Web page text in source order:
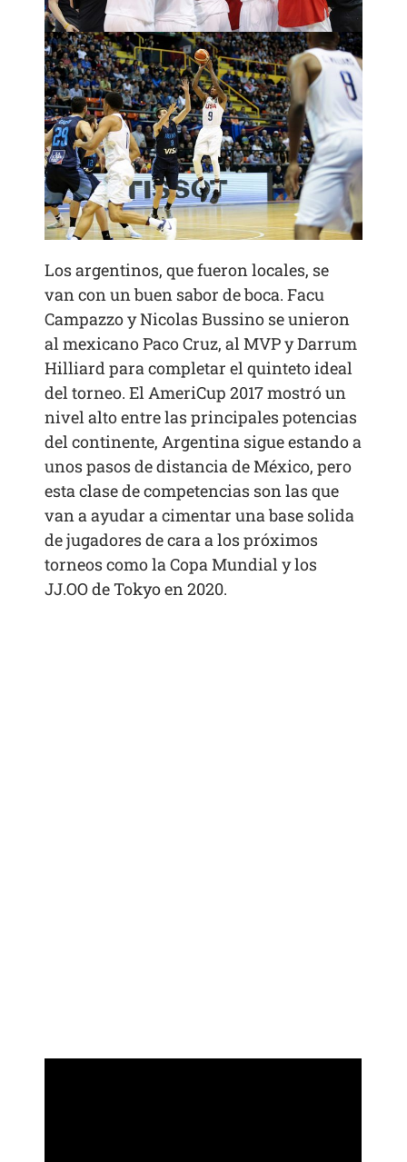
Los argentinos, que fueron locales, se
van con un buen sabor de boca. Facu
Campazzo y Nicolas Bussino se unieron
al mexicano Paco Cruz, al MVP y Darrum
Hilliard para completar el quinteto ideal
del torneo. El AmeriCup 2017 mostró un
nivel alto entre las principales potencias
del continente, Argentina sigue estando a
unos pasos de distancia de México, pero
esta clase de competencias son las que
van a ayudar a cimentar una base solida
de jugadores de cara a los próximos
torneos como la Copa Mundial y los
JJ.OO de Tokyo en 2020.